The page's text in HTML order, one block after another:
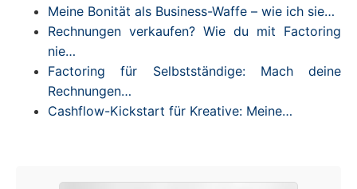
Meine Bonität als Business-Waffe – wie ich sie…
Rechnungen verkaufen? Wie du mit Factoring
nie…
Factoring für Selbstständige: Mach deine
Rechnungen…
Cashflow-Kickstart für Kreative: Meine…